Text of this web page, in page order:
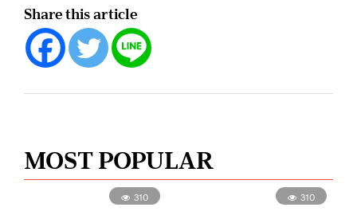
Share this article
MOST POPULAR
310 310